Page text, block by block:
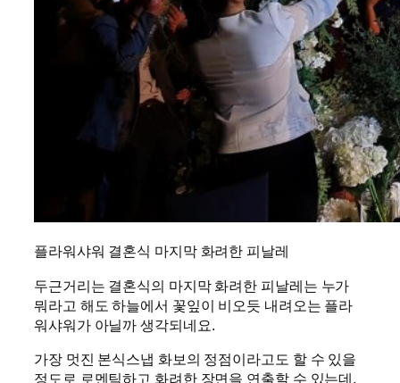
플라워샤워 결혼식 마지막 화려한 피날레
두근거리는 결혼식의 마지막 화려한 피날레는 누가
뭐라고 해도 하늘에서 꽃잎이 비오듯 내려오는 플라
워샤워가 아닐까 생각되네요.
가장 멋진 본식스냅 화보의 정점이라고도 할 수 있을
정도로 로멘틱하고 화려한 장면을 연출할 수 있는데,